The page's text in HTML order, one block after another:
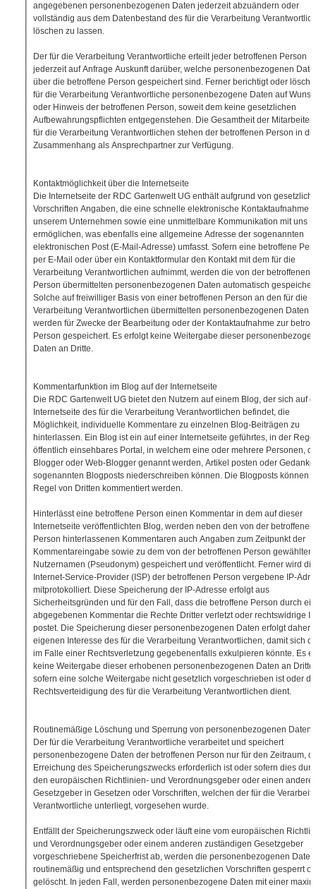
angegebenen personenbezogenen Daten jederzeit abzuändern oder
vollständig aus dem Datenbestand des für die Verarbeitung
löschen zu lassen.
Der für die Verarbeitung Verantwortliche erteilt jeder betroffenen Person
jederzeit auf Anfrage Auskunft darüber, welche personenbezogenen
über die betroffene Person gespeichert sind. Ferner berichtigt oder löscht
für die Verarbeitung Verantwortliche personenbezogene Daten auf
oder Hinweis der betroffenen Person, soweit dem keine gesetzlichen
Aufbewahrungspflichten entgegenstehen. Die Gesamtheit der Mitarbeiter
für die Verarbeitung Verantwortlichen stehen der betroffenen Person in
Zusammenhang als Ansprechpartner zur Verfügung.
Kontaktmöglichkeit über die Internetseite
Die Internetseite der RDC Gartenwelt UG enthält aufgrund von
Vorschriften Angaben, die eine schnelle elektronische Kontaktaufnahme
unserem Unternehmen sowie eine unmittelbare Kommunikation mit uns
ermöglichen, was ebenfalls eine allgemeine Adresse der sogenannten
elektronischen Post (E-Mail-Adresse) umfasst. Sofern eine betroffene
per E-Mail oder über ein Kontaktformular den Kontakt mit dem für die
Verarbeitung Verantwortlichen aufnimmt, werden die von der betroffenen
Person übermittelten personenbezogenen Daten automatisch
Solche auf freiwilliger Basis von einer betroffenen Person an den für die
Verarbeitung Verantwortlichen übermittelten personenbezogenen Daten
werden für Zwecke der Bearbeitung oder der Kontaktaufnahme zur
Person gespeichert. Es erfolgt keine Weitergabe dieser
Daten an Dritte.
Kommentarfunktion im Blog auf der Internetseite
Die RDC Gartenwelt UG bietet den Nutzern auf einem Blog, der sich auf
Internetseite des für die Verarbeitung Verantwortlichen befindet, die
Möglichkeit, individuelle Kommentare zu einzelnen Blog-Beiträgen zu
hinterlassen. Ein Blog ist ein auf einer Internetseite geführtes, in der Regel
öffentlich einsehbares Portal, in welchem eine oder mehrere Personen,
Blogger oder Web-Blogger genannt werden, Artikel posten oder
sogenannten Blogposts niederschreiben können. Die Blogposts können
Regel von Dritten kommentiert werden.
Hinterlässt eine betroffene Person einen Kommentar in dem auf dieser
Internetseite veröffentlichten Blog, werden neben den von der betroffenen
Person hinterlassenen Kommentaren auch Angaben zum Zeitpunkt der
Kommentareingabe sowie zu dem von der betroffenen Person gewählten
Nutzernamen (Pseudonym) gespeichert und veröffentlicht. Ferner wird
Internet-Service-Provider (ISP) der betroffenen Person vergebene IP-
mitprotokolliert. Diese Speicherung der IP-Adresse erfolgt aus
Sicherheitsgründen und für den Fall, dass die betroffene Person durch
abgegebenen Kommentar die Rechte Dritter verletzt oder rechtswidrige
postet. Die Speicherung dieser personenbezogenen Daten erfolgt daher
eigenen Interesse des für die Verarbeitung Verantwortlichen, damit sich
im Falle einer Rechtsverletzung gegebenenfalls exkulpieren könnte. Es
keine Weitergabe dieser erhobenen personenbezogenen Daten an Dritte,
sofern eine solche Weitergabe nicht gesetzlich vorgeschrieben ist oder
Rechtsverteidigung des für die Verarbeitung Verantwortlichen dient.
Routinemäßige Löschung und Sperrung von personenbezogenen Daten
Der für die Verarbeitung Verantwortliche verarbeitet und speichert
personenbezogene Daten der betroffenen Person nur für den Zeitraum,
Erreichung des Speicherungszwecks erforderlich ist oder sofern dies
den europäischen Richtlinien- und Verordnungsgeber oder einen
Gesetzgeber in Gesetzen oder Vorschriften, welchen der für die
Verantwortliche unterliegt, vorgesehen wurde.
Entfällt der Speicherungszweck oder läuft eine vom europäischen
und Verordnungsgeber oder einem anderen zuständigen Gesetzgeber
vorgeschriebene Speicherfrist ab, werden die personenbezogenen Daten
routinemäßig und entsprechend den gesetzlichen Vorschriften gesperrt
gelöscht. In jeden Fall, werden personenbezogene Daten mit einer